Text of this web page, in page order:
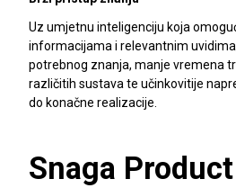
Uz umjetnu inteligenciju koja
informacijama i relevantnim
potrebnog znanja, manje vremena
različitih sustava te učinkovitije
do konačne realizacije.
Snaga Product